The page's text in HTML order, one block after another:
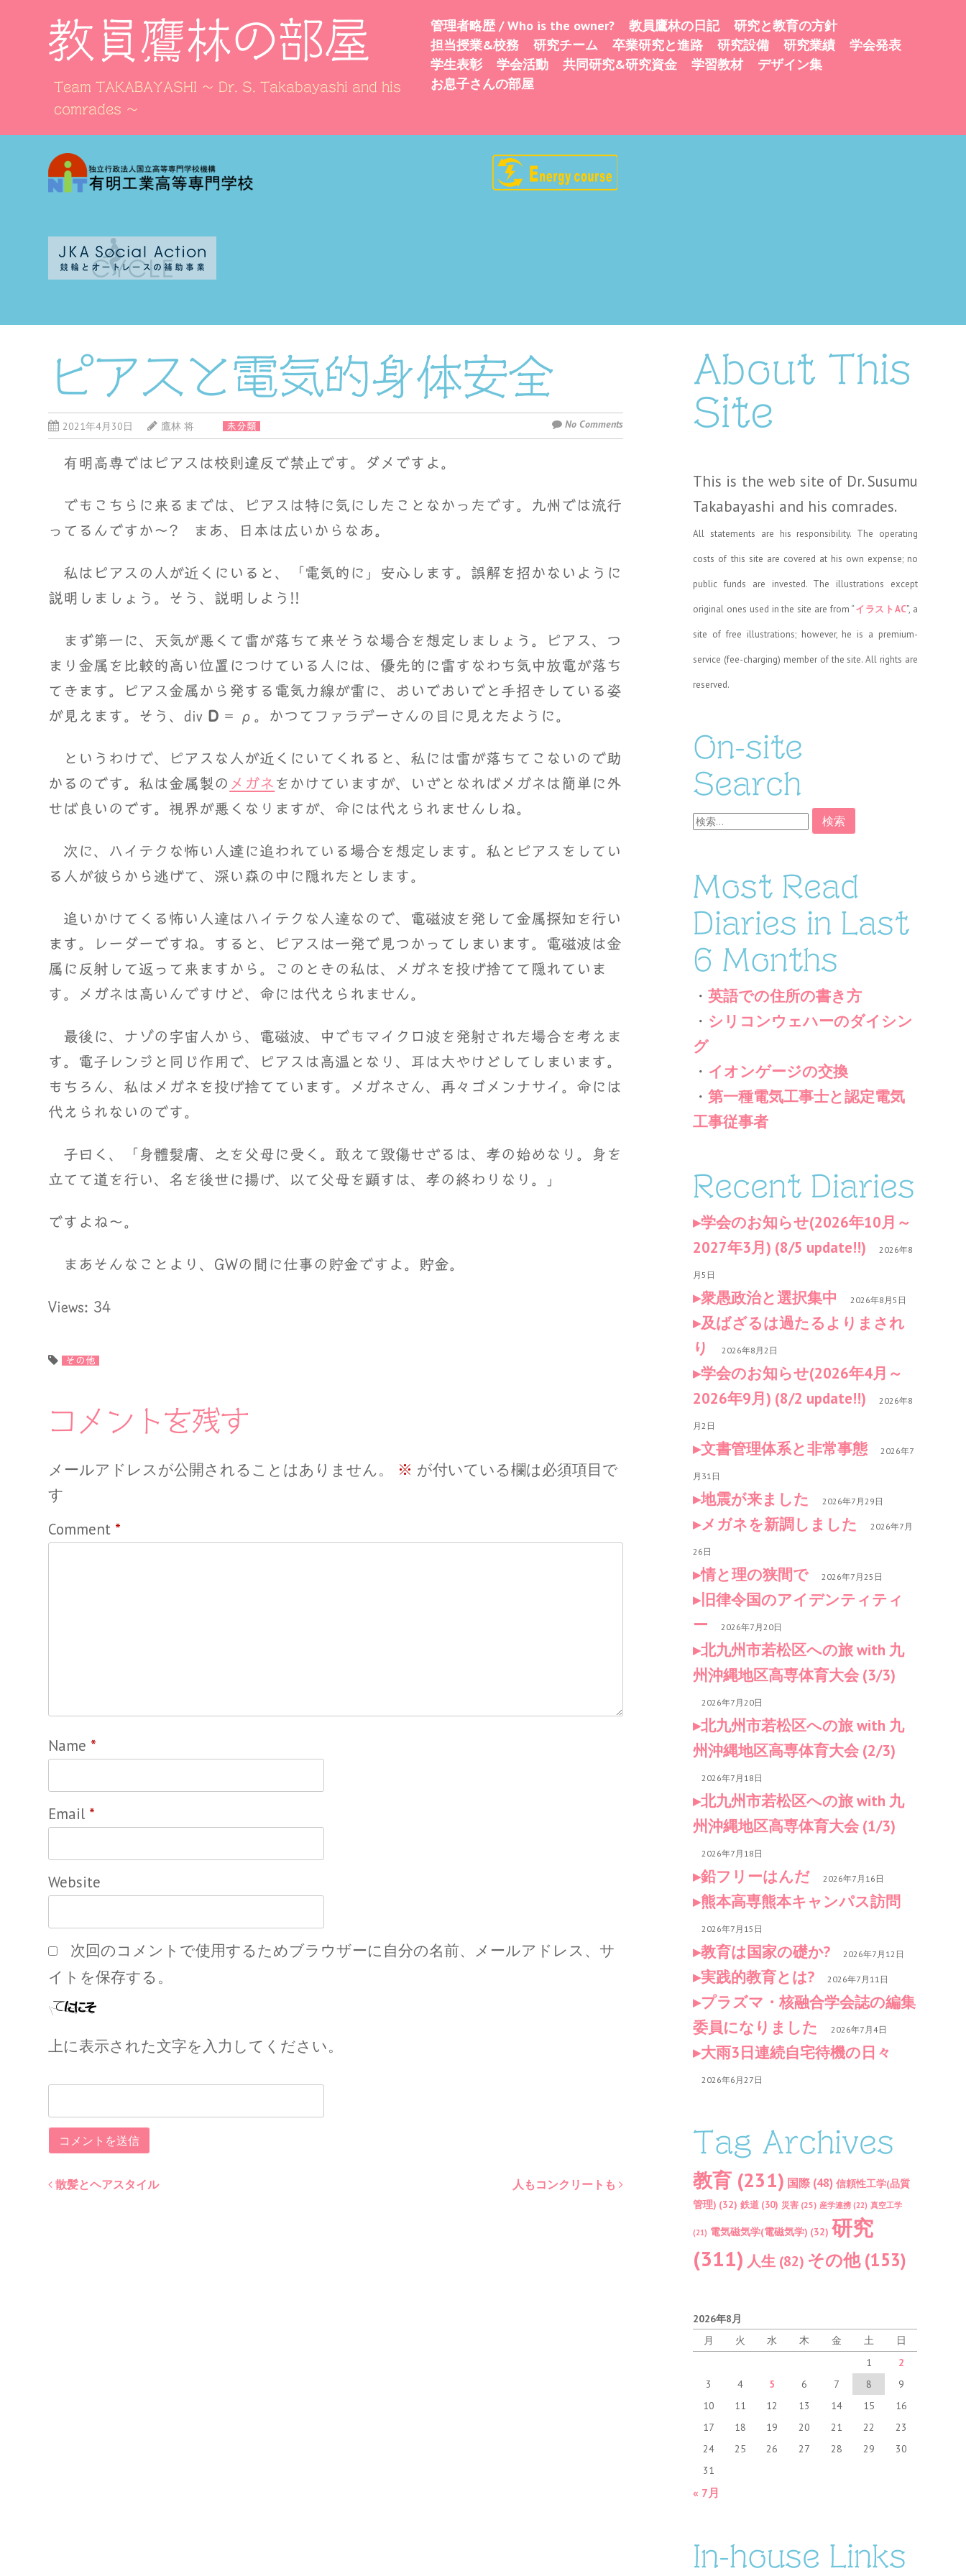
教員鷹林の部屋
Team TAKABAYASHI ～ Dr. S. Takabayashi and his
comrades ～
Menu
Skip
content
管理者略歴 / Who is the owner? 教員鷹林の日記
研究と教育の方針
担当授業&校務
研究チーム 卒業研究と進路 研究設備 研究業績
学会発表
学生表彰
学会活動 共同研究&研究資金 学習教材
デザイン集
お息子さんの部屋
ピアスと電気的身体安全
2021年4月30日 鷹林 将 未分類 No Comments
有明高専ではピアスは校則違反で禁止です。ダメですよ。
でもこちらに来るまでは、ピアスは特に気にしたことなかったです。九州では流行
ってるんですか～? まあ、日本は広いからなあ。
私はピアスの人が近くにいると、「電気的に」安心します。誤解を招かないように
説明しましょう。そう、説明しよう!!
まず第一に、天気が悪くて雷が落ちて来そうな場合を想定しましょう。ピアス、つ
まり金属を比較的高い位置につけている人には、優先的に雷すなわち気中放電が落ち
てきます。ピアス金属から発する電気力線が雷に、おいでおいでと手招きしている姿
が見えます。そう、div D = ρ。かつてファラデーさんの目に見えたように。
というわけで、ピアスな人が近くにいてくれると、私には雷が落ちてこないので助
かるのです。私は金属製の メガネ をかけていますが、いざとなればメガネは簡単に外
せば良いのです。視界が悪くなりますが、命には代えられませんしね。
次に、ハイテクな怖い人達に追われている場合を想定します。私とピアスをしてい
る人が彼らから逃げて、深い森の中に隠れたとします。
追いかけてくる怖い人達はハイテクな人達なので、電磁波を発して金属探知を行い
ます。レーダーですね。すると、ピアスは一発で見つかってしまいます。電磁波は金
属に反射して返って来ますから。このときの私は、メガネを投げ捨てて隠れていま
す。メガネは高いんですけど、命には代えられません。
最後に、ナゾの宇宙人から、電磁波、中でもマイクロ波を発射された場合を考えま
す。電子レンジと同じ作用で、ピアスは高温となり、耳は大やけどしてしまいます。
もちろん、私はメガネを投げ捨てています。メガネさん、再々ゴメンナサイ。命には
代えられないのです。
子曰く、「身體髮膚、之を父母に受く。敢えて毀傷せざるは、孝の始めなり。身を
立てて道を行い、名を後世に揚げ、以て父母を顕すは、孝の終わりなり。」
ですよね～。
まあそんなことより、GWの間に仕事の貯金ですよ。貯金。
Views: 34
その他
コメントを残す
メールアドレスが公開されることはありません。 ※ が付いている欄は必須項目で
す
Comment *
Name *
Email *
Website
次回のコメントで使用するためブラウザーに自分の名前、メールアドレス、サ
イトを保存する。
上に表示された文字を入力してください。
Post
散髪とヘアスタイル 人もコンクリートも
About This
Site
This is the web site of Dr. Susumu
Takabayashi and his comrades.
All statements are his responsibility. The operating
costs of this site are covered at his own expense; no
public funds are invested. The illustrations except
original ones used in the site are from “イラストAC”, a
site of free illustrations; however, he is a premium-
service (fee-charging) member of the site. All rights are
reserved.
On-site
Search
検
索:
Most Read
Diaries in Last
6 Months
・英語での住所の書き方
・ シリコンウェハーのダイシン
グ
・ イオンゲージの交換
・第一種電気工事士と認定電気
工事従事者
Recent Diaries
学会のお知らせ(2026年10月～
2027年3月) (8/5 update!!)
2026年8
月5日
衆愚政治と選択集中 2026年8月5日
及ばざるは過たるよりまされ
り
2026年8月2日
学会のお知らせ(2026年4月～
2026年9月) (8/2 update!!)
2026年8
月2日
文書管理体系と非常事態 2026年7
月31日
地震が来ました 2026年7月29日
メガネを新調しました 2026年7月
26日
情と理の狭間で 2026年7月25日
旧律令国のアイデンティティ
ー
2026年7月20日
北九州市若松区への旅 with 九
州沖縄地区高専体育大会 (3/3)
2026年7月20日
北九州市若松区への旅 with 九
州沖縄地区高専体育大会 (2/3)
2026年7月18日
北九州市若松区への旅 with 九
州沖縄地区高専体育大会 (1/3)
2026年7月18日
鉛フリーはんだ 2026年7月16日
熊本高専熊本キャンパス訪問
2026年7月15日
教育は国家の礎か? 2026年7月12日
実践的教育とは? 2026年7月11日
プラズマ・核融合学会誌の編集
委員になりました
2026年7月4日
大雨3日連続自宅待機の日々
2026年6月27日
Tag Archives
教育 (231) 国際 (48) 信頼性工学(品質
管理) (32) 鉄道 (30) 災害 (25) 産学連携 (22) 真空工学
(21) 電気磁気学(電磁気学) (32) 研究
(311) 人生 (82) その他(153)
2026年8月
月
火 水 木 金 土
日
1
2
3
4 5 6 7 8
9
10
11 12 13 14 15
16
17
18 19 20 21 22
23
24
25 26 27 28 29
30
31
« 7月
In-house Links